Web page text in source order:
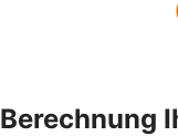
Berechnung